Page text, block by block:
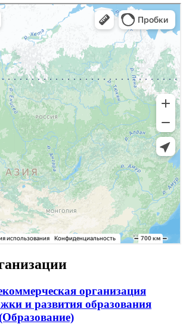
организация
и развития образования